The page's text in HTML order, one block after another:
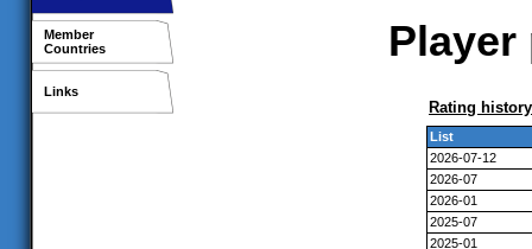
Member
Countries
Links
Player
Rating history
List
2026-07-12
2026-07
2026-01
2025-07
2025-01